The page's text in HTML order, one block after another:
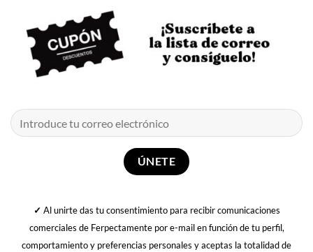
✓ Al unirte das tu consentimiento para recibir comunicaciones
comerciales de Ferpectamente por e-mail en función de tu perfil,
comportamiento y preferencias personales y aceptas la totalidad de